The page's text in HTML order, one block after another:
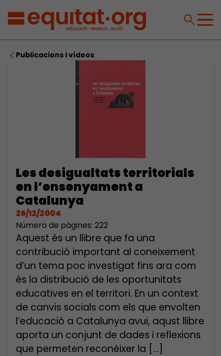
Publicacions i vídeos
Les desigualtats territorials
en l’ensenyament a
Catalunya
26/12/2004
Número de pàgines: 222
Aquest és un llibre que fa una
contribució important al coneixement
d’un tema poc investigat fins ara com
és la distribució de les oportunitats
educatives en el territori. En un context
de canvis socials com els que envolten
l’educació a Catalunya avui, aqust llibre
aporta un conjunt de dades i reflexions
que permeten reconèixer la […]